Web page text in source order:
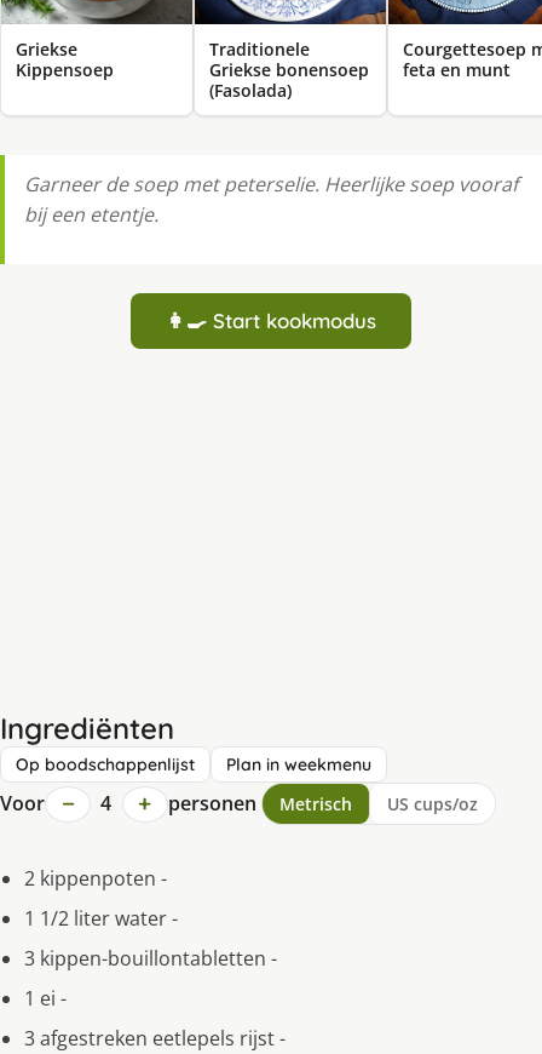
Griekse
Kippensoep
Traditionele
Griekse bonensoep
(Fasolada)
Courgettesoep
feta en munt
Garneer de soep met peterselie. Heerlijke soep vooraf
bij een etentje.
👩‍🍳 Start kookmodus
Ingrediënten
Op boodschappenlijst Plan in weekmenu
Voor − 4 + personen Metrisch US cups/oz
2 kippenpoten -
1 1/2 liter water -
3 kippen-bouillontabletten -
1 ei -
3 afgestreken eetlepels rijst -